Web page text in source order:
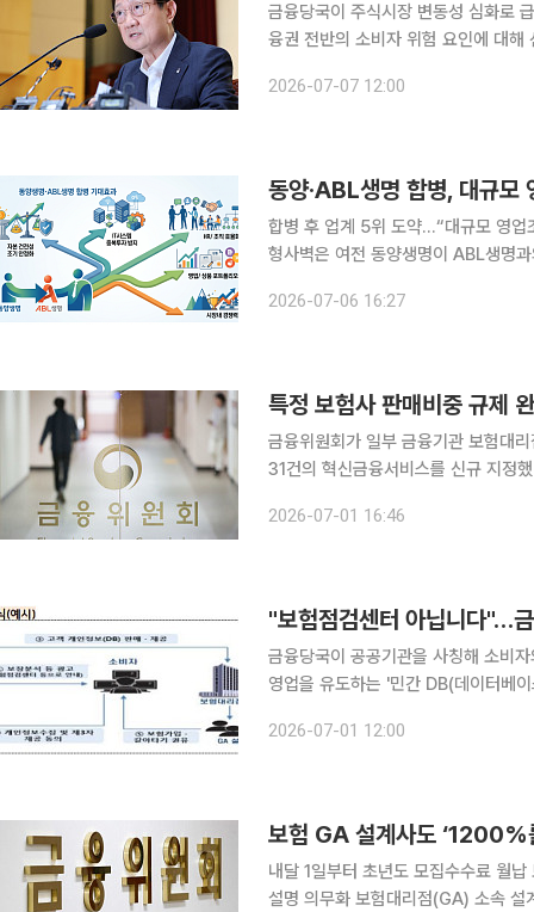
금융당국이 주식시장 변동성 심화로
융권 전반의 소비자 위험 요인에 대
금융감독원은 전날 이찬진 원장 주재
2026-07-07 12:00
동양·ABL생명 합병, 대규모
합병 후 업계 5위 도약…“대규모 영업
형사벽은 여전 동양생명이 ABL생명과의 합병을 검토하며 업계 5위권 대형사로의 지각변동을 예고
에 나설 방침이다. 다만 기존 최상위
2026-07-06 16:27
특정 보험사 판매비중 규제
금융위원회가 일부 금융기관 보험대
31건의 혁신금융서비스를 신규 지정했다. 1일 금융위는 이날 정례회의를 열고 △금융기관
금융서비스로 지정했다고 밝혔다. 현
2026-07-01 16:46
금융당국이 공공기관을 사칭해 소비
영업을 유도하는 '민간 DB(데이터베
위한 조치다. 1일 금감원은
2026-07-01 12:00
보험 GA 설계사도 ‘1200%
내달 1일부터 초년도 모집수수료 월
설명 의무화 보험대리점(GA) 소속 설계사에게도 초년도 모집수수료 지급 한도를 제한하는 이른바